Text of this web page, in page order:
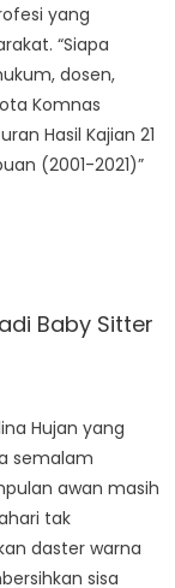
yang
“Siapa
dosen,
Komnas
Hasil Kajian 21
(2001-2021)”
Baby Sitter
Hujan yang
semalam
awan masih
tak
daster warna
sisa